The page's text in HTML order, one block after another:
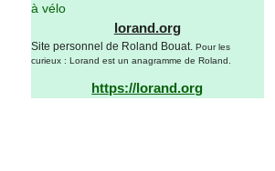
à vélo
lorand.org
Site personnel de Roland Bouat. Pour les
curieux : Lorand est un anagramme de Roland.
https://lorand.org